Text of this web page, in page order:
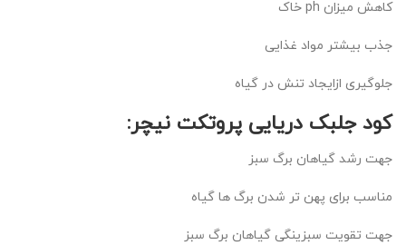
کاهش میزان ph خاک
جذب بیشتر مواد غذایی
جلوگیری ازایجاد تنش در گیاه
کود جلبک دریایی پروتکت نیچر:
جهت رشد گیاهان برگ سبز
مناسب برای پهن تر شدن برگ ها گیاه
جهت تقویت سبزینگی گیاهان برگ سبز